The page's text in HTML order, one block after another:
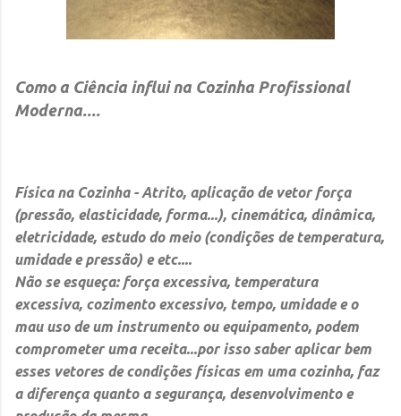
Como a Ciência influi na Cozinha Profissional
Moderna....
Física na Cozinha - Atrito, aplicação de vetor força
(pressão, elasticidade, forma...), cinemática, dinâmica,
eletricidade, estudo do meio (condições de temperatura,
umidade e pressão) e etc....
Não se esqueça: força excessiva, temperatura
excessiva, cozimento excessivo, tempo, umidade e o
mau uso de um instrumento ou equipamento, podem
comprometer uma receita...por isso saber aplicar bem
esses vetores de condições físicas em uma cozinha, faz
a diferença quanto a segurança, desenvolvimento e